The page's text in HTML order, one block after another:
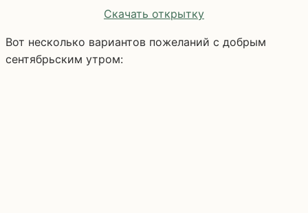
Скачать открытку
Вот несколько вариантов пожеланий с добрым
сентябрьским утром: